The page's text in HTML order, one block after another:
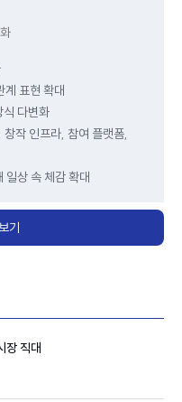
계 표현 확대
식 다변화
작 인프라, 참여 플랫폼,
일상 속 체감 확대
기
장 직대